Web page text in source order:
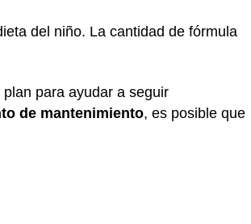
del niño. La cantidad de fórmula
para ayudar a seguir
de mantenimiento, es posible que